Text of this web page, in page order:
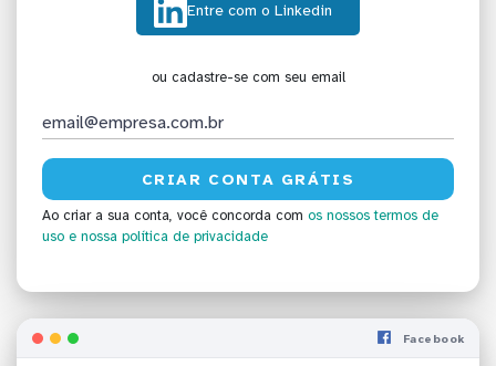
Entre com o Linkedin
ou cadastre-se com seu email
Ao criar a sua conta, você concorda com os nossos termos de
uso e nossa política de privacidade
Facebook